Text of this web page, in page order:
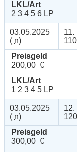
LKL/Art
2 3 4 5 6 LP
03.05.2025
( n)
11.
Preisgeld
200,00 €
LKL/Art
1 2 3 4 5 LP
03.05.2025
( n)
12.
Preisgeld
300,00 €